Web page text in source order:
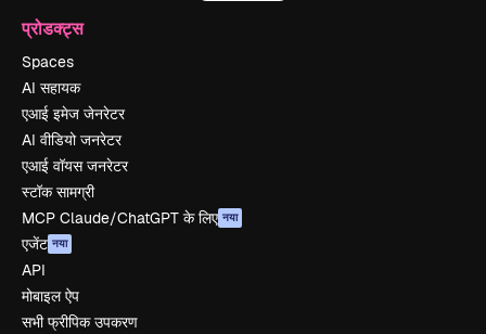
प्रोडक्ट्स
Spaces
AI सहायक
एआई इमेज जेनरेटर
AI वीडियो जनरेटर
एआई वॉयस जनरेटर
स्टॉक सामग्री
MCP Claude/ChatGPT के लिए नया
एजेंट नया
API
मोबाइल ऐप
सभी फ्रीपिक उपकरण